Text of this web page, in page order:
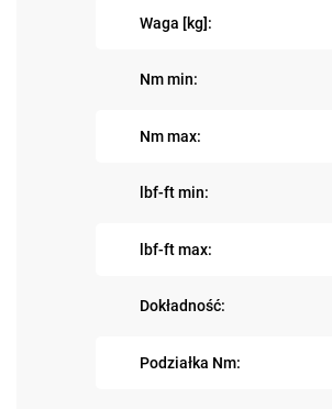
Waga [kg]:
Nm min:
Nm max:
lbf-ft min:
lbf-ft max:
Dokładność:
Podziałka Nm: